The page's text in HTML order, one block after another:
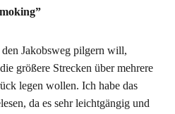
Jakobsweg pilgern will,
größere Strecken über mehrere
legen wollen. Ich habe das
da es sehr leichtgängig und